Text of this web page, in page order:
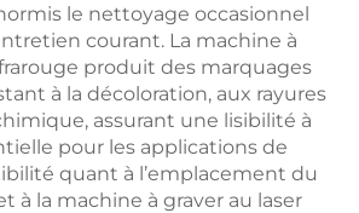
le nettoyage occasionnel
courant. La machine à
produit des marquages
à la décoloration, aux rayures
assurant une lisibilité à
pour les applications de
quant à l’emplacement du
à la machine à graver au laser